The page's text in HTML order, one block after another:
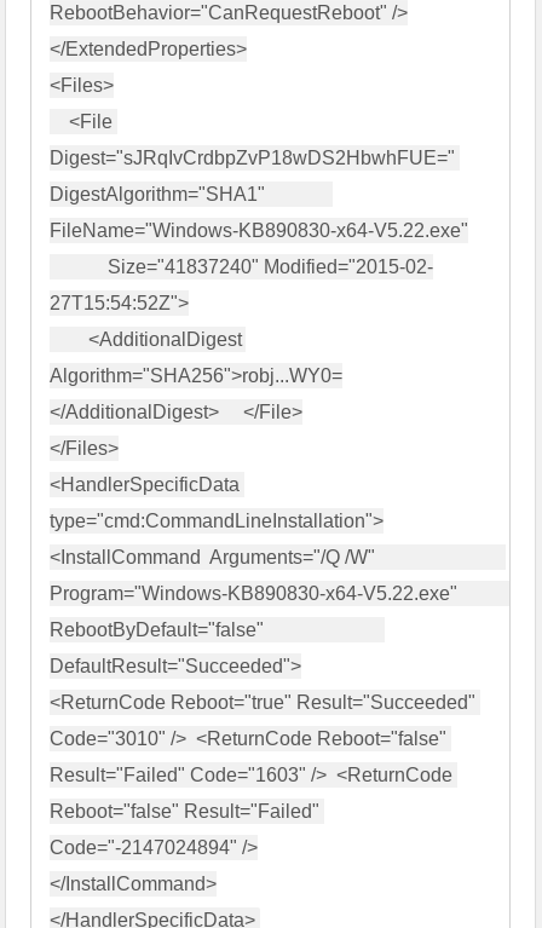
RebootBehavior="CanRequestReboot" />
</ExtendedProperties>
<Files>
    <File
Digest="sJRqIvCrdbpZvP18wDS2HbwhFUE="
DigestAlgorithm="SHA1"
FileName="Windows-KB890830-x64-V5.22.exe"
27T15:54:52Z">
        <AdditionalDigest
Algorithm="SHA256">robj...WY0=
</AdditionalDigest>     </File>
</Files>
<HandlerSpecificData
type="cmd:CommandLineInstallation">
<InstallCommand  Arguments="/Q /W"
Program="Windows-KB890830-x64-V5.22.exe"
RebootByDefault="false"
DefaultResult="Succeeded">
<ReturnCode Reboot="true" Result="Succeeded"
Code="3010" />  <ReturnCode Reboot="false"
Result="Failed" Code="1603" />  <ReturnCode
Reboot="false" Result="Failed"
Code="-2147024894" />
</InstallCommand>